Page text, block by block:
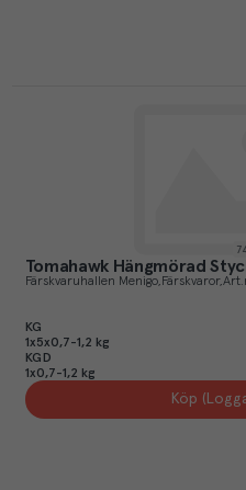
Tomahawk Hängmörad
Färskvaruhallen Menigo Färskvaror
KG
1x5x0,7-1,2 kg
KGD
1x0,7-1,2 kg
Köp